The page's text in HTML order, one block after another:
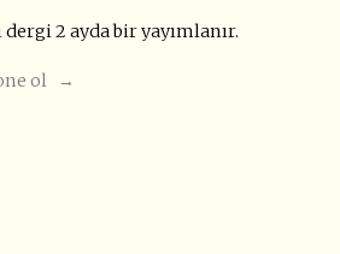
2 ayda bir yayımlanır.
ol →